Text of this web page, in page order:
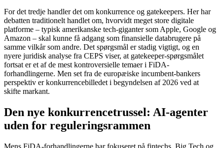
For det tredje handler det om konkurrence og gatekeepers. Her har
debatten traditionelt handlet om, hvorvidt meget store digitale
platforme – typisk amerikanske tech-giganter som Apple, Google og
Amazon – skal kunne få adgang som finansielle databrugere på
samme vilkår som andre. Det spørgsmål er stadig vigtigt, og en
nyere juridisk analyse fra CEPS viser, at gatekeeper-spørgsmålet
fortsat er et af de mest kontroversielle temaer i FiDA-
forhandlingerne. Men set fra de europæiske incumbent-bankers
perspektiv er konkurrencebilledet i begyndelsen af 2026 ved at
skifte markant.
Den nye konkurrencetrussel: AI-agenter
uden for reguleringsrammen
Mens FiDA-forhandlingerne har fokuseret på fintechs, Big Tech og